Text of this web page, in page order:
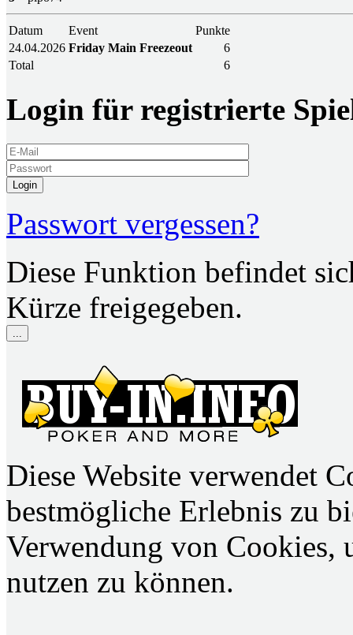
Datum Event
Punkte
24.04.2026 Friday Main Freezeout
6
Total
6
Login für registrierte
Login
Passwort vergessen?
Diese Funktion befindet
Kürze freigegeben.
...
Diese Website verwendet
bestmögliche Erlebnis zu
Verwendung von Cookies,
nutzen zu können.